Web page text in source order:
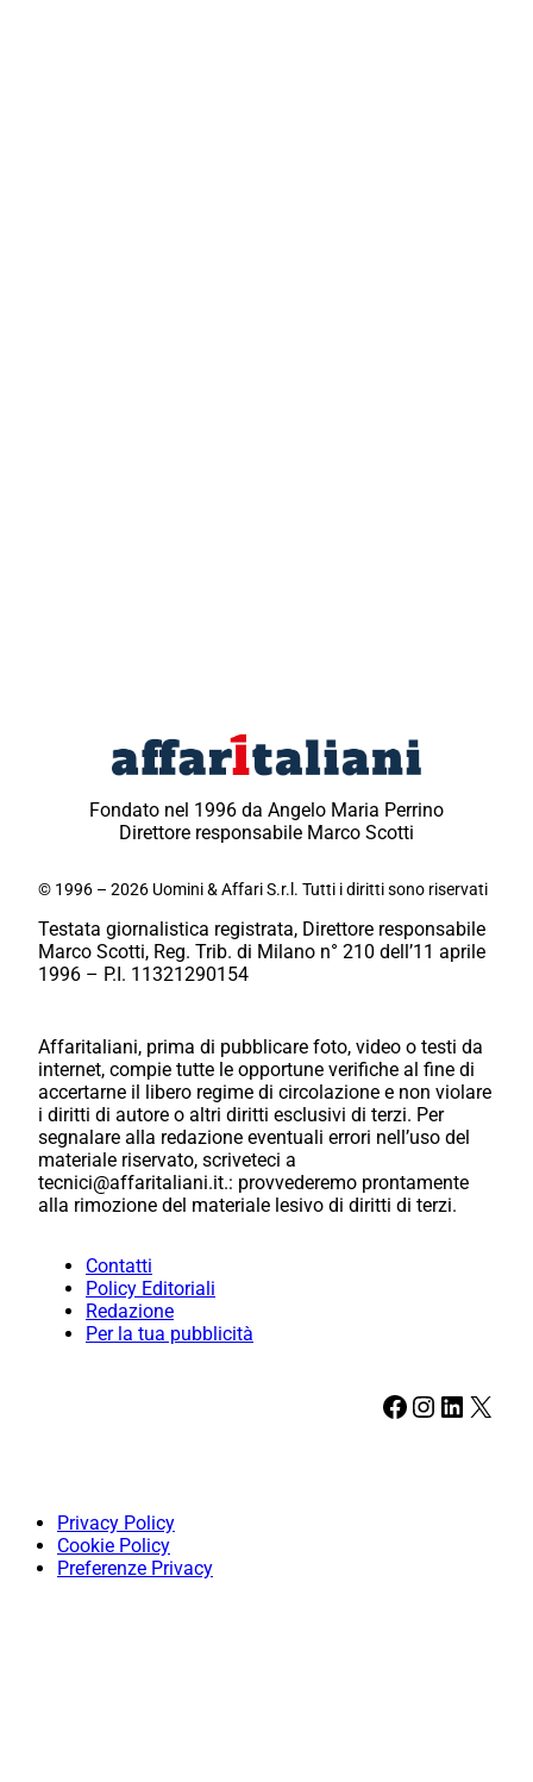
Fondato nel 1996 da Angelo Maria Perrino
Direttore responsabile Marco Scotti
© 1996 – 2026 Uomini & Affari S.r.l. Tutti i diritti sono riservati
Testata giornalistica registrata, Direttore responsabile
Marco Scotti, Reg. Trib. di Milano n° 210 dell’11 aprile
1996 – P.I. 11321290154
Affaritaliani, prima di pubblicare foto, video o testi da
internet, compie tutte le opportune verifiche al fine di
accertarne il libero regime di circolazione e non violare
i diritti di autore o altri diritti esclusivi di terzi. Per
segnalare alla redazione eventuali errori nell’uso del
materiale riservato, scriveteci a
tecnici@affaritaliani.it.: provvederemo prontamente
alla rimozione del materiale lesivo di diritti di terzi.
Contatti
Policy Editoriali
Redazione
Per la tua pubblicità
Facebook Instagram LinkedIn X
Privacy Policy
Cookie Policy
Preferenze Privacy